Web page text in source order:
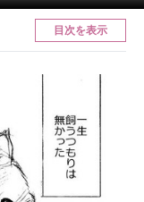
目次を表示